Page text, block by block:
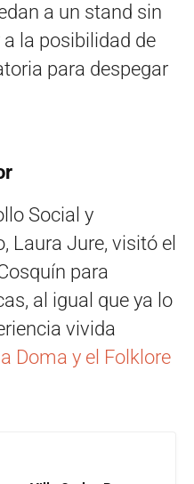
a un stand sin
la posibilidad de
para despegar
Social y
Laura Jure, visitó el
para
al igual que ya lo
vivida
Doma y el Folklore